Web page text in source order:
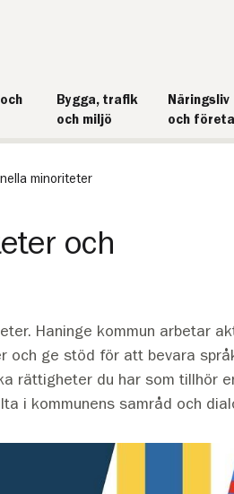
Bygga, trafik
och miljö
Näringsliv
och
minoriteter
och
Haninge kommun arbetar
och ge stöd för att bevara
rättigheter du har som tillhör
i kommunens samråd och